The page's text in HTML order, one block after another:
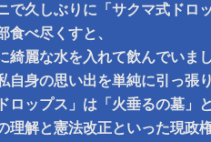
で久しぶりに「サクマ式ドロ
食べ尽くすと、
綺麗な水を入れて飲んでいま
自身の思い出を単純に引っ張
ロップス」は「火垂るの墓」
理解と憲法改正といった現政